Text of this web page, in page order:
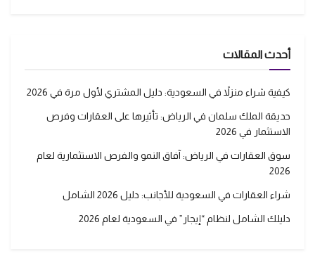
أحدث المقالات
كيفية شراء منزلاً في السعودية: دليل المشتري لأول مرة في 2026
حديقة الملك سلمان في الرياض: تأثيرها على العقارات وفرص
الاستثمار في 2026
سوق العقارات في الرياض: آفاق النمو والفرص الاستثمارية لعام
2026
شراء العقارات في السعودية للأجانب: دليل 2026 الشامل
دليلك الشامل لنظام “إيجار” في السعودية لعام 2026